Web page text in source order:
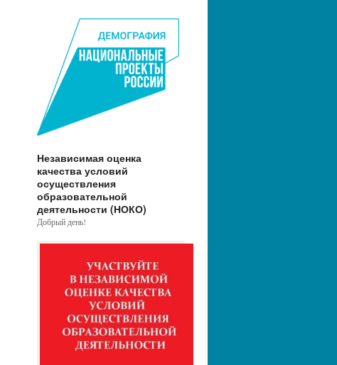
Независимая оценка
качества условий
осуществления
образовательной
деятельности (НОКО)
Добрый день!